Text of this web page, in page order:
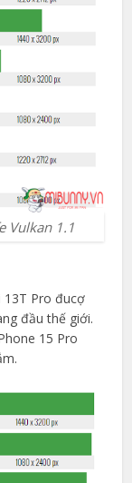
Vulkan 1.1
13T Pro đucợ
đầu thế giới.
15 Pro